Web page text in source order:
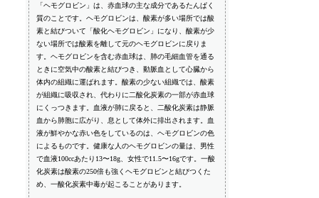
「ヘモグロビン」は、赤血球の主な成分であるたんぱく
質のことです。ヘモグロビンは、酸素が多い場所では酸
素と結びついて「酸化ヘモグロビン」になり、酸素が少
ない場所では酸素を離して元のヘモグロビンに戻りま
す。ヘモグロビンを含む赤血球は、肺の毛細血管を通る
ときに空気中の酸素と結びつき、動脈血として心臓から
体内の組織に運ばれます。酸素の少ない組織では、酸素
が組織に吸収され、代わりに二酸化炭素の一部が赤血球
にくっつきます。血液が肺に戻ると、二酸化炭素は静脈
血から肺胞に広がり、息として体外に排出されます。血
液が鮮やかな赤い色をしているのは、ヘモグロビンの色
によるものです。健康な人のヘモグロビンの量は、男性
で血液100ccあたり13〜18g、女性で11.5〜16gです。一酸
化炭素は酸素の250倍も強くヘモグロビンと結びつくた
め、一酸化炭素中毒が起こることがあります。